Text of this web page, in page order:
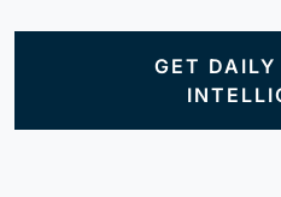
GET DAILY